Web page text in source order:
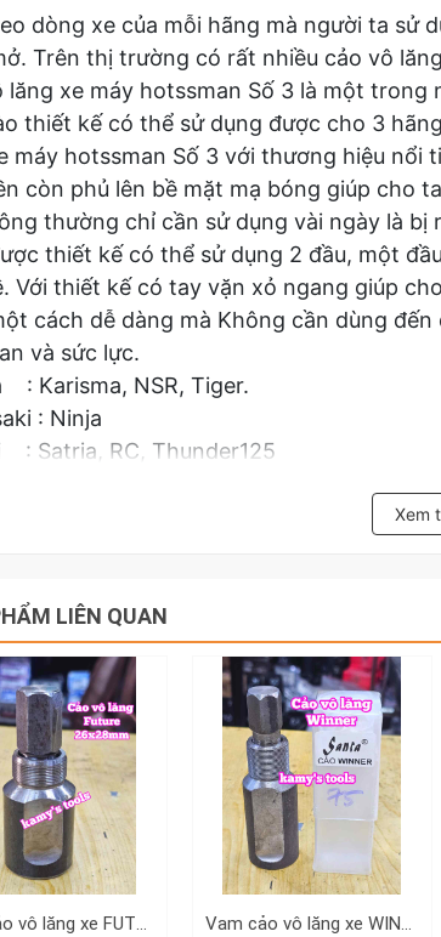
dòng xe của mỗi hãng mà người ta sử
Trên thị trường có rất nhiều cảo vô
lăng xe máy hotssman Số 3 là một
thiết kế có thể sử dụng được cho 3
máy hotssman Số 3 với thương hiệu
còn phủ lên bề mặt mạ bóng giúp cho
thường chỉ cần sử dụng vài ngày là
thiết kế có thể sử dụng 2 đầu, một
Với thiết kế có tay vặn xỏ ngang giúp
cách dễ dàng mà Không cần dùng
và sức lực.
: Karisma, NSR, Tiger.
: Ninja
: Satria, RC, Thunder125
hệ với kamytools để biết thêm thông tin
Xem
LIÊN QUAN
Vam cảo vô lăng xe FUTURE đầu răng ngoài răng trong 26x28mm Santa 51-0FUTURE Vam cảo vô lăng xe WINNER đầu răng ngoài răng trong 26x28mm Santa 52-0WIN